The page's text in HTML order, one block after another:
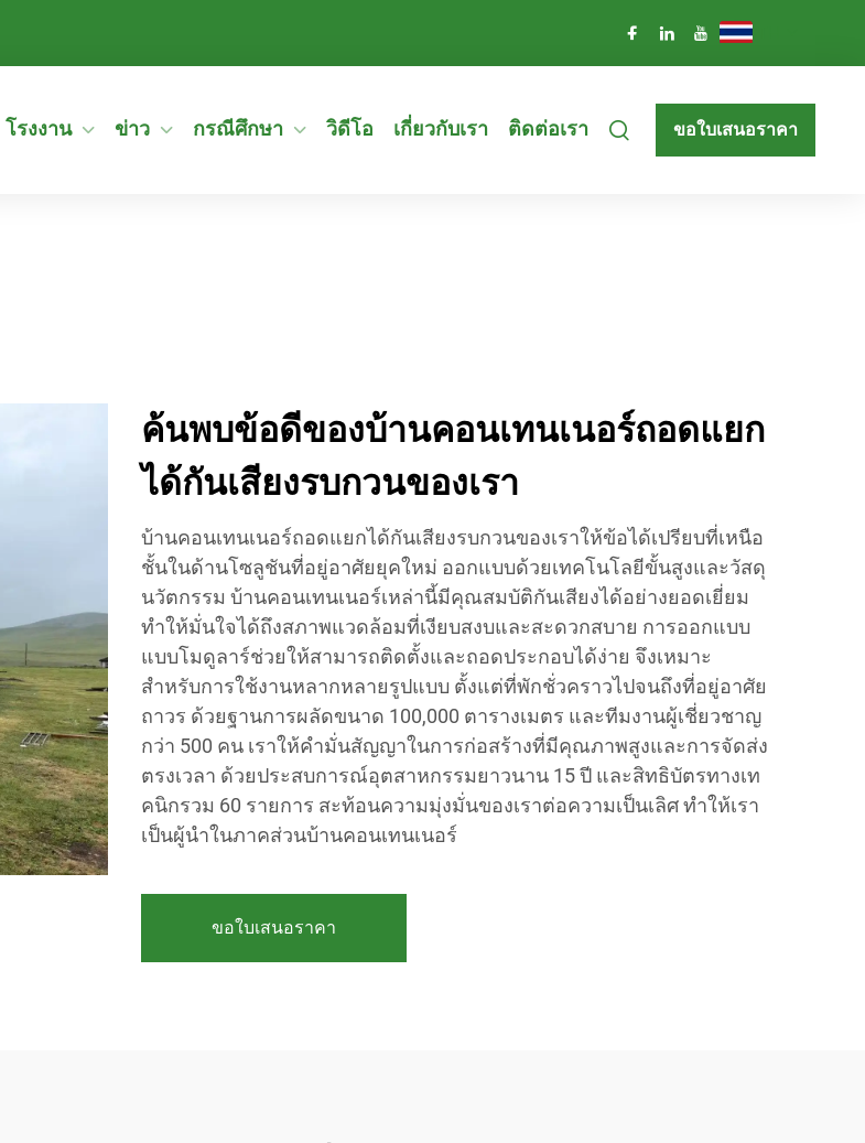
โรงงาน ข่าว กรณีศึกษา วิดีโอ เกี่ยวกับเรา ติดต่อเรา ขอใบเสนอราคา
ค้นพบข้อดีของบ้านคอนเทนเนอร์ถอดแยก
ได้กันเสียงรบกวนของเรา
บ้านคอนเทนเนอร์ถอดแยกได้กันเสียงรบกวนของเราให้ข้อได้เปรียบที่เหนือ
ชั้นในด้านโซลูชันที่อยู่อาศัยยุคใหม่ ออกแบบด้วยเทคโนโลยีขั้นสูงและวัสดุ
นวัตกรรม บ้านคอนเทนเนอร์เหล่านี้มีคุณสมบัติกันเสียงได้อย่างยอดเยี่ยม
ทำให้มั่นใจได้ถึงสภาพแวดล้อมที่เงียบสงบและสะดวกสบาย การออกแบบ
แบบโมดูลาร์ช่วยให้สามารถติดตั้งและถอดประกอบได้ง่าย จึงเหมาะ
สำหรับการใช้งานหลากหลายรูปแบบ ตั้งแต่ที่พักชั่วคราวไปจนถึงที่อยู่อาศัย
ถาวร ด้วยฐานการผลัดขนาด 100,000 ตารางเมตร และทีมงานผู้เชี่ยวชาญ
กว่า 500 คน เราให้คำมั่นสัญญาในการก่อสร้างที่มีคุณภาพสูงและการจัดส่ง
ตรงเวลา ด้วยประสบการณ์อุตสาหกรรมยาวนาน 15 ปี และสิทธิบัตรทางเท
คนิกรวม 60 รายการ สะท้อนความมุ่งมั่นของเราต่อความเป็นเลิศ ทำให้เรา
เป็นผู้นำในภาคส่วนบ้านคอนเทนเนอร์
ขอใบเสนอราคา